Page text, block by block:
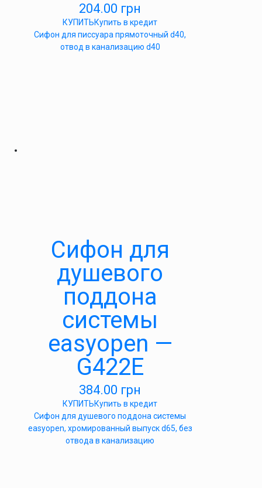
204.00 грн
КУПИТЬКупить в кредит
Сифон для писсуара прямоточный d40,
отвод в канализацию d40
Cифон для
душевого
поддона
системы
easyopen —
G422E
384.00 грн
КУПИТЬКупить в кредит
Cифон для душевого поддона системы
easyopen, хромированный выпуск d65, без
отвода в канализацию